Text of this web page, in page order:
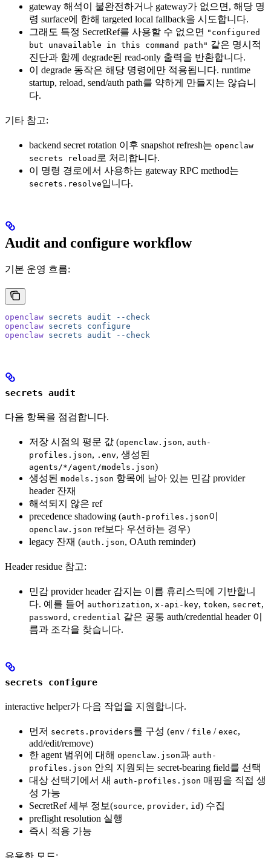
gateway 해석이 불완전하거나 gateway가 없으면, 해당 명
령 surface에 한해 targeted local fallback을 시도합니다.
그래도 특정 SecretRef를 사용할 수 없으면 "configured
but unavailable in this command path" 같은 명시적
진단과 함께 degrade된 read-only 출력을 반환합니다.
이 degrade 동작은 해당 명령에만 적용됩니다. runtime
startup, reload, send/auth path를 약하게 만들지는 않습니
다.
기타 참고:
backend secret rotation 이후 snapshot refresh는 openclaw
secrets reload 로 처리합니다.
이 명령 경로에서 사용하는 gateway RPC method는
secrets.resolve입니다.
Audit and configure workflow
기본 운영 흐름:
openclaw secrets audit --check
openclaw secrets configure
openclaw secrets audit --check
secrets audit
다음 항목을 점검합니다.
저장 시점의 평문 값 (openclaw.json, auth-
profiles.json, .env, 생성된
agents/*/agent/models.json)
생성된 models.json 항목에 남아 있는 민감 provider
header 잔재
해석되지 않은 ref
precedence shadowing (auth-profiles.json이
openclaw.json ref보다 우선하는 경우)
legacy 잔재 (auth.json, OAuth reminder)
Header residue 참고:
민감 provider header 감지는 이름 휴리스틱에 기반합니
다. 예를 들어 authorization, x-api-key, token, secret,
password , credential 같은 공통 auth/credential header 이
름과 조각을 찾습니다.
secrets configure
interactive helper가 다음 작업을 지원합니다.
먼저 secrets.providers를 구성 (env / file / exec,
add/edit/remove)
한 agent 범위에 대해 openclaw.json과 auth-
profiles.json 안의 지원되는 secret-bearing field를 선택
대상 선택기에서 새 auth-profiles.json 매핑을 직접 생
성 가능
SecretRef 세부 정보(source, provider, id) 수집
preflight resolution 실행
즉시 적용 가능
유용한 모드: